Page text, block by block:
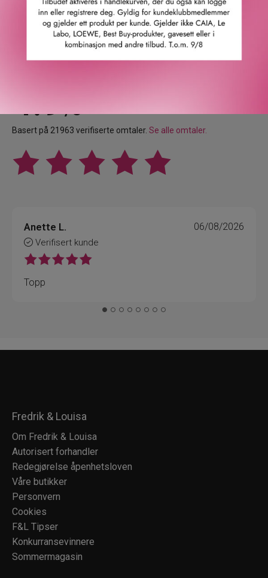
Våre kunder om oss
4.9/5
Basert på 21963 verifiserte omtaler. Se alle omtaler.
Anette L.
Verifisert kunde
06/08/2026
Topp
Fredrik & Louisa
Om Fredrik & Louisa
Autorisert forhandler
Redegjørelse åpenhetsloven
Våre butikker
Personvern
Cookies
F&L Tipser
Konkurransevinnere
Sommermagasin